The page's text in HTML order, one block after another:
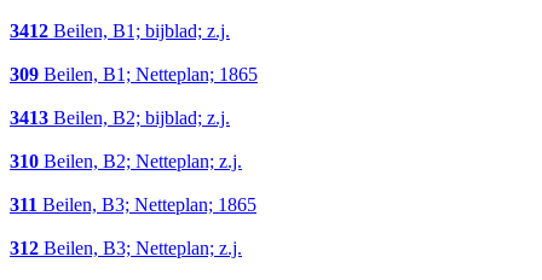
3412 Beilen, B1; bijblad; z.j.
309 Beilen, B1; Netteplan; 1865
3413 Beilen, B2; bijblad; z.j.
310 Beilen, B2; Netteplan; z.j.
311 Beilen, B3; Netteplan; 1865
312 Beilen, B3; Netteplan; z.j.